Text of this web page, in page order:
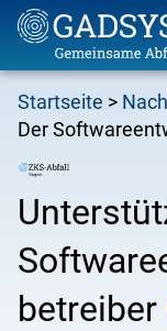
Direkt
zum
Inhalt
Startseite
Der
betreiber